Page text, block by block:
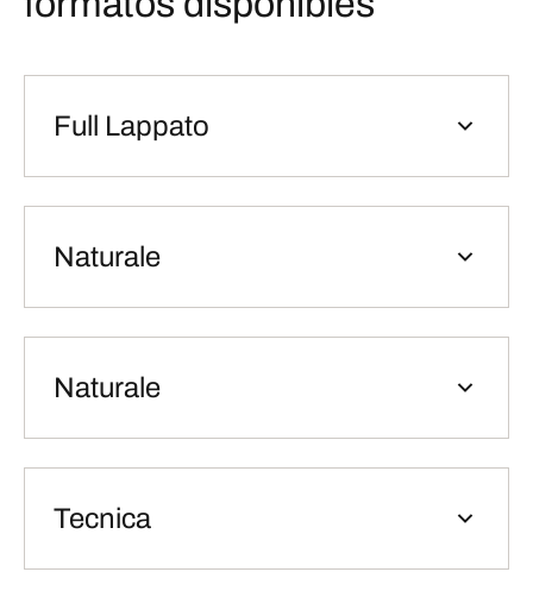
Full Lappato
Naturale
Naturale
Tecnica